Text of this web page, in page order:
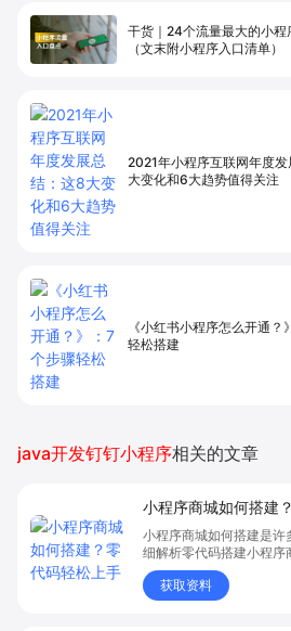
干货｜24个流量最大的小程
（文末附小程序入口清单）
2021年小程序互联网年度
大变化和6大趋势值得关注
《小红书小程序怎么开通？
轻松搭建
java开发钉钉小程序相关的文章
小程序商城如何搭建
小程序商城如何搭建是
细解析零代码搭建小程序
商城、商城搭建与零代码
品上架、全渠道销售及高
货新模式。点击获取详细
获取资料